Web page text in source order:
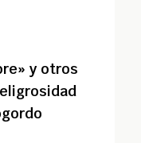
y otros
Palogordo